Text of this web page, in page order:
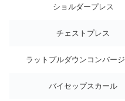
ショルダープレス
チェストプレス
ラットプルダウンコンバー
バイセップスカール